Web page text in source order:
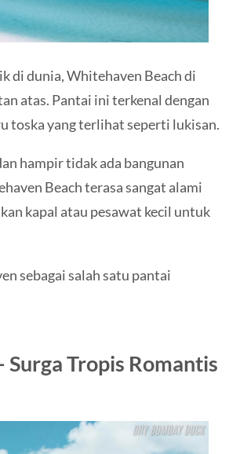
di dunia, Whitehaven Beach di
atas. Pantai ini terkenal dengan
toska yang terlihat seperti lukisan.
hampir tidak ada bangunan
Beach terasa sangat alami
kapal atau pesawat kecil untuk
sebagai salah satu pantai
Surga Tropis Romantis